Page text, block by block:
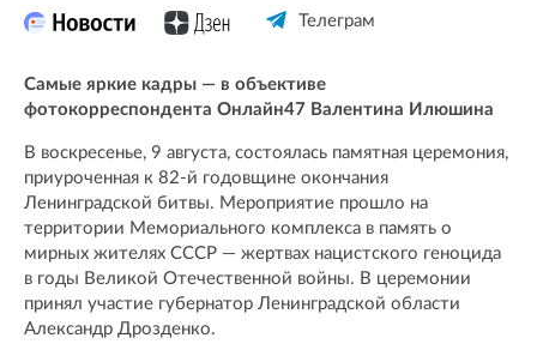
Телеграм
Самые яркие кадры — в объективе
фотокорреспондента Онлайн47 Валентина Илюшина
В воскресенье, 9 августа, состоялась памятная церемония,
приуроченная к 82-й годовщине окончания
Ленинградской битвы. Мероприятие прошло на
территории Мемориального комплекса в память о
мирных жителях СССР — жертвах нацистского геноцида
в годы Великой Отечественной войны. В церемонии
принял участие губернатор Ленинградской области
Александр Дрозденко.